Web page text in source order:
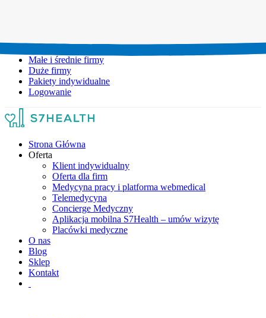
Małe i średnie firmy
Duże firmy
Pakiety indywidualne
Logowanie
Strona Główna
Oferta
Klient indywidualny
Oferta dla firm
Medycyna pracy i platforma webmedical
Telemedycyna
Concierge Medyczny
Aplikacja mobilna S7Health – umów wizytę
Placówki medyczne
O nas
Blog
Sklep
Kontakt